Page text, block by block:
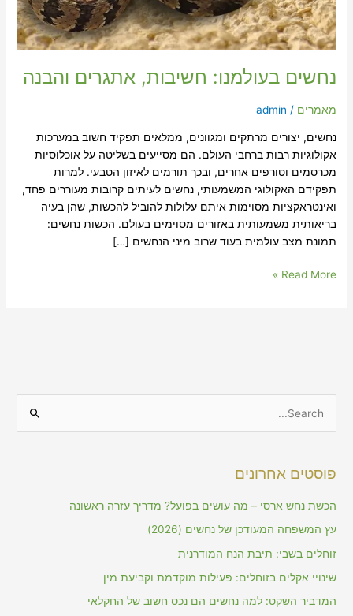
נחשים בעולמנו: חשיבות, אתגרים והבנה
מאמרים /
admin
נחשים, יצורים מרתקים ומגוונים, ממלאים תפקיד חשוב במערכות
אקולוגיות רבות ברחבי העולם. הם מסייעים בשליטה על אוכלוסיות
מכרסמים וטורפים אחרים, ובכך תורמים לאיזון הטבעי. למרות
תפקידם האקולוגי המשמעותי, נחשים לעיתים קרובות מעוררים פחד,
ואינטראקציות מסוימות איתם עלולות להוביל להכשות, שהן בעיה
בריאותית משמעותית באזורים מסוימים בעולם. הכשות נחשים:
תמונת מצב עולמית בעוד שרוב מיני הנחשים […]
Read More »
r
c
:
פוסטים אחרונים
הכשת נחש ארסי – מה עושים בפועל? מדריך עזרה ראשונה
עץ המשפחה המעודכן של נחשים (2026)
זוחלים בשבי: תיבת הנח המודרנית
שינויי אקלים בזוחלים: פעילות מוקדמת וקביעת מין
המדביר השקט: למה נחשים הם נכס חשוב של החקלאי